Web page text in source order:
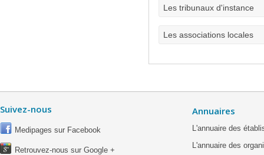
Les tribunaux d'instance
Les associations locales
Suivez-nous
Medipages sur Facebook
Retrouvez-nous sur Google +
Annuaires
L'annuaire des
L'annuaire des